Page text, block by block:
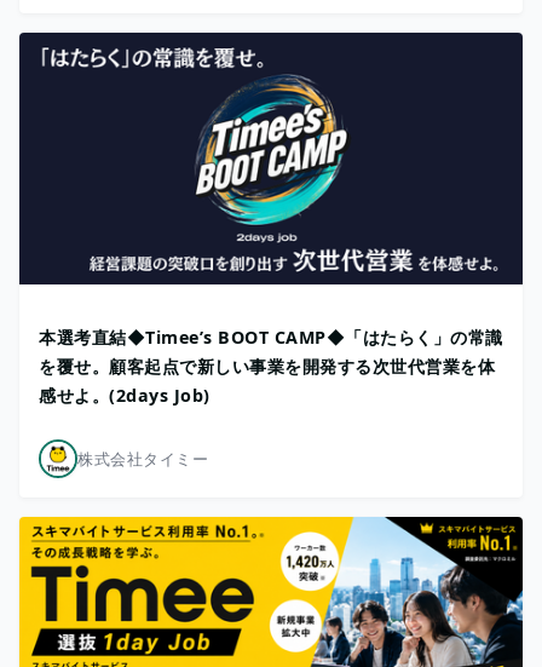
本選考直結◆Timee’s BOOT CAMP◆「はたらく」の常識
を覆せ。顧客起点で新しい事業を開発する次世代営業を体
感せよ。(2days Job)
株式会社タイミー